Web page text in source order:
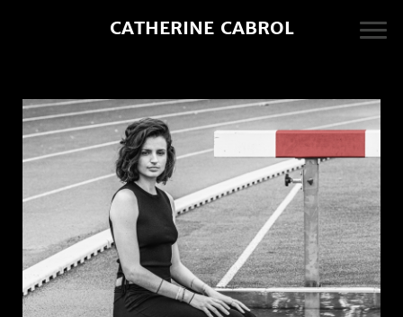
CATHERINE CABROL